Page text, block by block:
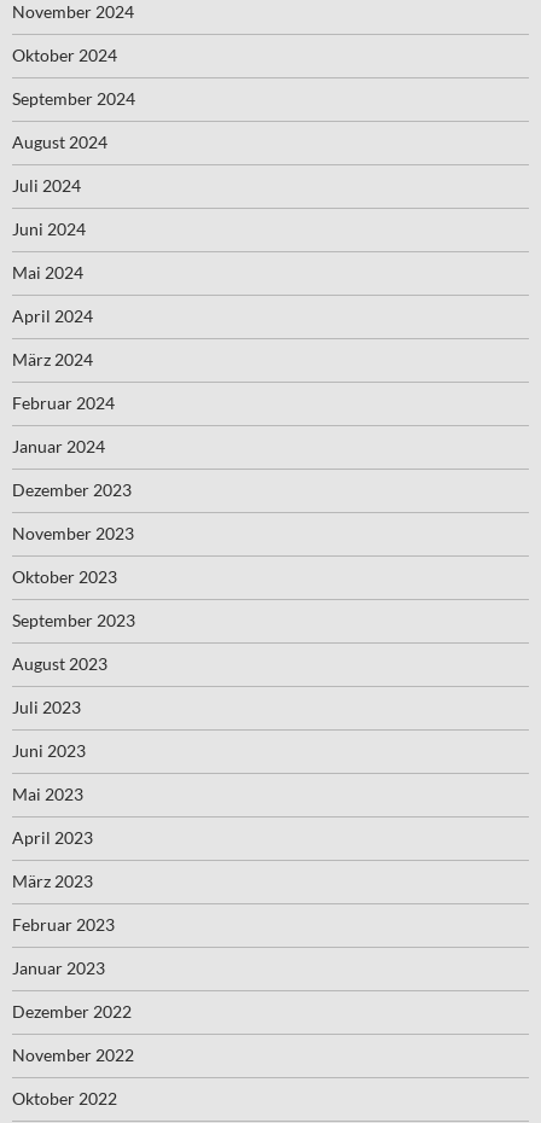
November 2024
Oktober 2024
September 2024
August 2024
Juli 2024
Juni 2024
Mai 2024
April 2024
März 2024
Februar 2024
Januar 2024
Dezember 2023
November 2023
Oktober 2023
September 2023
August 2023
Juli 2023
Juni 2023
Mai 2023
April 2023
März 2023
Februar 2023
Januar 2023
Dezember 2022
November 2022
Oktober 2022